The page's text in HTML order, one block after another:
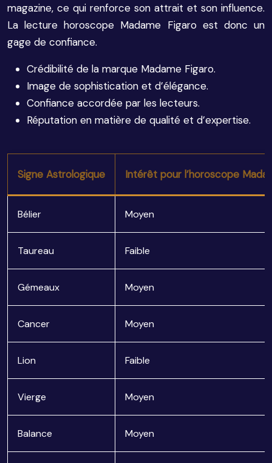
magazine, ce qui renforce son attrait et son influence.
La lecture horoscope Madame Figaro est donc un
gage de confiance.
Crédibilité de la marque Madame Figaro.
Image de sophistication et d’élégance.
Confiance accordée par les lecteurs.
Réputation en matière de qualité et d’expertise.
Signe Astrologique Intérêt pour l’horoscope
Bélier Moyen
Taureau Faible
Gémeaux Moyen
Cancer Moyen
Lion Faible
Vierge Moyen
Balance Moyen